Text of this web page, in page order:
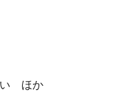
い ほか